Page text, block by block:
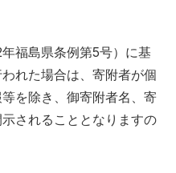
福島県条例第5号）に基
れた場合は、寄附者が個
を除き、御寄附者名、寄
されることとなりますの